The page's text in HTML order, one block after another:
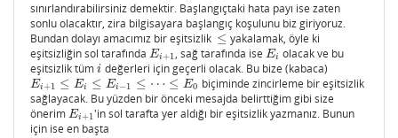
sınırlandırabilirsiniz demektir. Başlangıçtaki hata payı ise zaten
sonlu olacaktır, zira bilgisayara başlangıç koşulunu biz giriyoruz.
Bundan dolayı amacımız bir eşitsizlik ≤
≤ yakalamak, öyle ki
eşitsizliğin sol tarafında Ei+1
Ei+1 , sağ tarafında iseEi
Ei olacak ve bu
eşitsizlik tüm i
i değerleri için geçerli olacak. Bu bize (kabaca)
Ei+1 ≤ Ei ≤ Ei −1 ≤ ⋯ ≤ E0
Ei+1≤ Ei≤ Ei− 1≤⋯≤E0
biçiminde zincirleme bir eşitsizlik
sağlayacak. Bu yüzden bir önceki mesajda belirttiğim gibi size
önerim Ei+1
Ei+1 'in sol tarafta yer aldığı bir eşitsizlik yazmanız. Bunun
için ise en başta